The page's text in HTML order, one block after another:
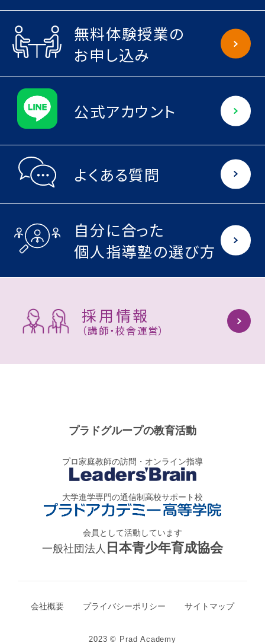
無料体験授業の
お申し込み
公式アカウント
よくある質問
自分に合った
個人指導塾の選び方
採用情報
（講師・校舎運営）
プラドグループの教育活動
プロ家庭教師の訪問・オンライン指導
大学進学専門の通信制高校サポート校
会員として活動しています
一般社団法人 日本青少年育成協会
会社概要 プライバシーポリシー サイトマップ
2023 © Prad Academy